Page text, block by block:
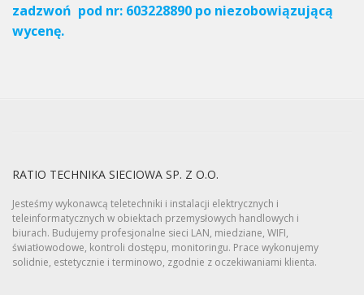
zadzwoń pod nr: 603228890 po niezobowiązującą
wycenę.
RATIO TECHNIKA SIECIOWA SP. Z O.O.
Jesteśmy wykonawcą teletechniki i instalacji elektrycznych i
teleinformatycznych w obiektach przemysłowych handlowych i
biurach. Budujemy profesjonalne sieci LAN, miedziane, WIFI,
światłowodowe, kontroli dostępu, monitoringu. Prace wykonujemy
solidnie, estetycznie i terminowo, zgodnie z oczekiwaniami klienta.